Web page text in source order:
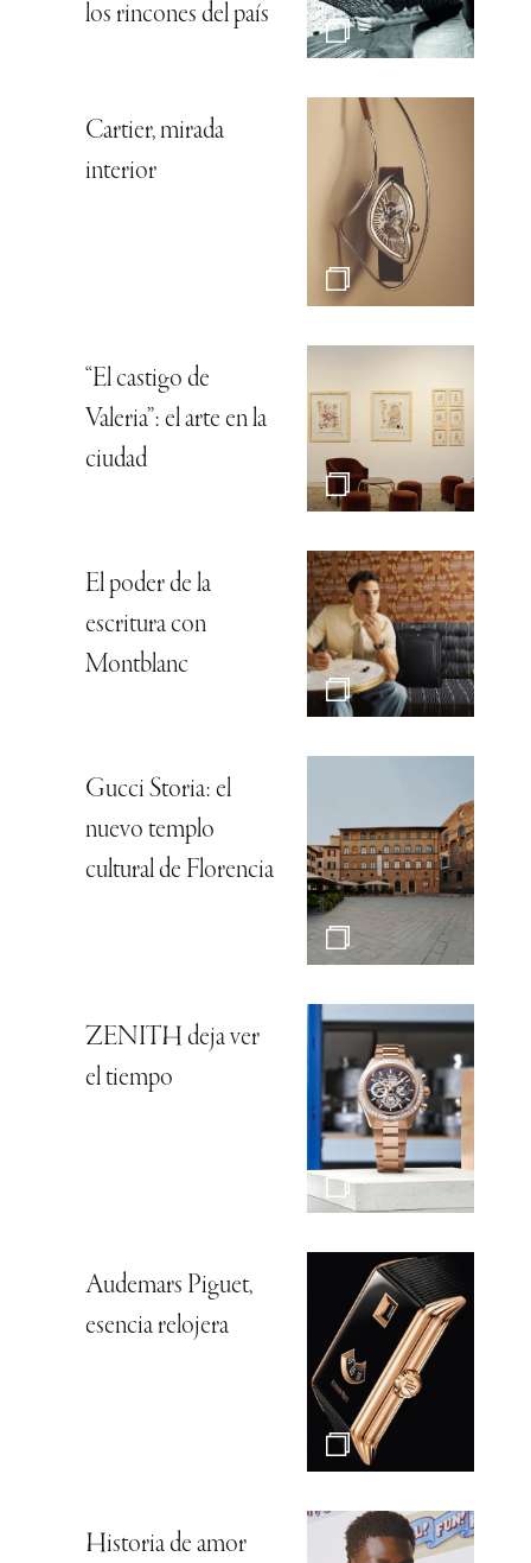
los rincones del país
Cartier, mirada
interior
“El castigo de
Valeria”: el arte en la
ciudad
El poder de la
escritura con
Montblanc
Gucci Storia: el
nuevo templo
cultural de Florencia
ZENITH deja ver
el tiempo
Audemars Piguet,
esencia relojera
Historia de amor